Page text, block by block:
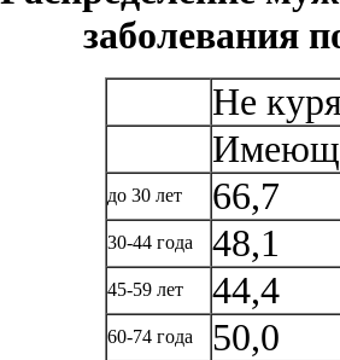
заболевания
Не
до 30 лет 66,7
30-44 года 48,1
45-59 лет 44,4
60-74 года 50,0